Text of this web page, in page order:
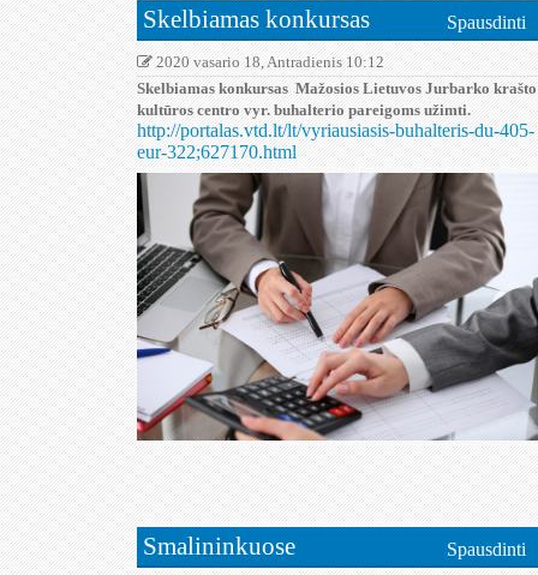
Spausdinti
Skelbiamas konkursas
2020 vasario 18, Antradienis 10:12
Skelbiamas konkursas Mažosios Lietuvos Jurbarko krašto
kultūros centro vyr. buhalterio pareigoms užimti.
http://portalas.vtd.lt/lt/vyriausiasis-buhalteris-du-405-
eur-322;627170.html
Spausdinti
Smalininkuose